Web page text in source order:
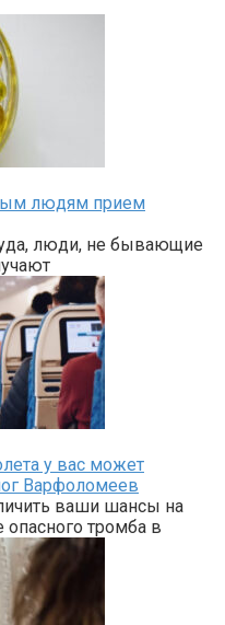
людям прием
люди, не бывающие
у вас может
Варфоломеев
ваши шансы на
тромба в